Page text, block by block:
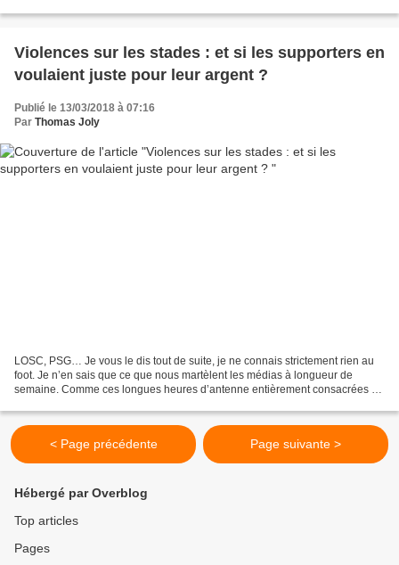
Violences sur les stades : et si les supporters en
voulaient juste pour leur argent ?
Publié le 13/03/2018 à 07:16
Par Thomas Joly
LOSC, PSG… Je vous le dis tout de suite, je ne connais strictement rien au
foot. Je n’en sais que ce que nous martèlent les médias à longueur de
semaine. Comme ces longues heures d’antenne entièrement consacrées au
< Page précédente Page suivante >
Hébergé par Overblog
Top articles
Pages